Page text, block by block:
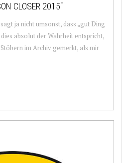
CLOSER 2015“
ja nicht umsonst, dass „gut Ding
absolut der Wahrheit entspricht,
im Archiv gemerkt, als mir